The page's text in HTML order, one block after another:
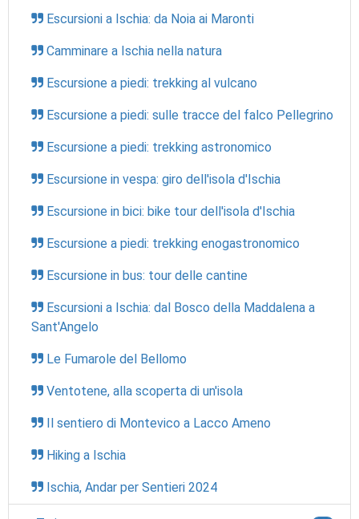
Escursioni a Ischia: da Noia ai Maronti
Camminare a Ischia nella natura
Escursione a piedi: trekking al vulcano
Escursione a piedi: sulle tracce del falco Pellegrino
Escursione a piedi: trekking astronomico
Escursione in vespa: giro dell'isola d'Ischia
Escursione in bici: bike tour dell'isola d'Ischia
Escursione a piedi: trekking enogastronomico
Escursione in bus: tour delle cantine
Escursioni a Ischia: dal Bosco della Maddalena a
Sant'Angelo
Le Fumarole del Bellomo
Ventotene, alla scoperta di un'isola
Il sentiero di Montevico a Lacco Ameno
Hiking a Ischia
Ischia, Andar per Sentieri 2024